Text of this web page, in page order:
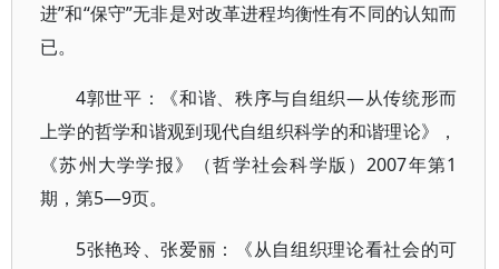
进”和“保守”无非是对改革进程均衡性有不同的认知而
已。
4郭世平：《和谐、秩序与自组织―从传统形而
上学的哲学和谐观到现代自组织科学的和谐理论》，
《苏州大学学报》（哲学社会科学版）2007年第1
期，第5—9页。
5张艳玲、张爱丽：《从自组织理论看社会的可